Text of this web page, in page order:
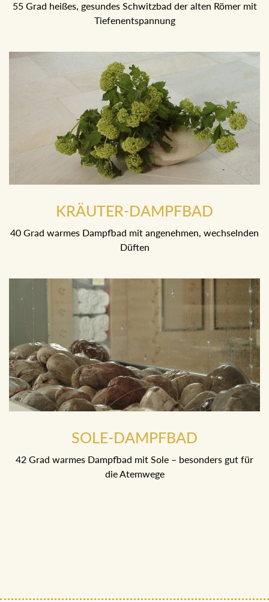
55 Grad heißes, gesundes Schwitzbad der alten Römer mit
Tiefenentspannung
KRÄUTER-DAMPFBAD
40 Grad warmes Dampfbad mit angenehmen, wechselnden
Düften
SOLE-DAMPFBAD
42 Grad warmes Dampfbad mit Sole – besonders gut für
die Atemwege